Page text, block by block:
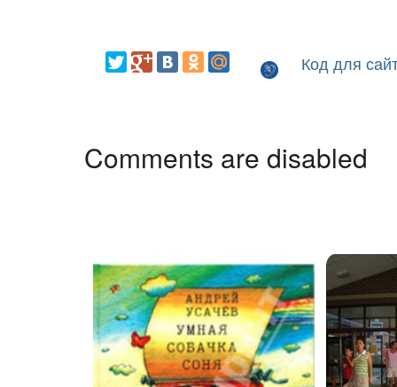
Код для
Comments are disabled